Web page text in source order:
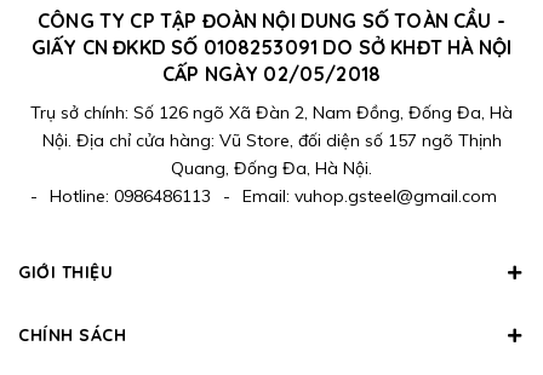
CÔNG TY CP TẬP ĐOÀN NỘI DUNG SỐ TOÀN CẦU -
GIẤY CN ĐKKD SỐ 0108253091 DO SỞ KHĐT HÀ NỘI
CẤP NGÀY 02/05/2018
Trụ sở chính: Số 126 ngõ Xã Đàn 2, Nam Đồng, Đống Đa, Hà
Nội. Địa chỉ cửa hàng: Vũ Store, đối diện số 157 ngõ Thịnh
Quang, Đống Đa, Hà Nội.
-
Hotline: 0986486113 - Email: vuhop.gsteel@gmail.com
GIỚI THIỆU
CHÍNH SÁCH